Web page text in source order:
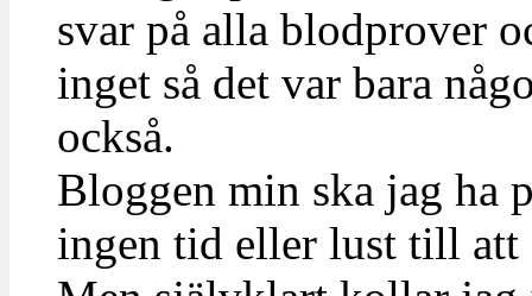
svar på alla blodprover
inget så det var bara
också.
Bloggen min ska jag ha
ingen tid eller lust till att